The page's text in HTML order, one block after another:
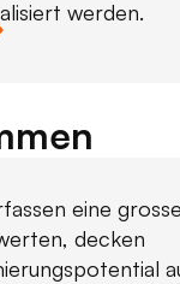
werden.
eine
decken